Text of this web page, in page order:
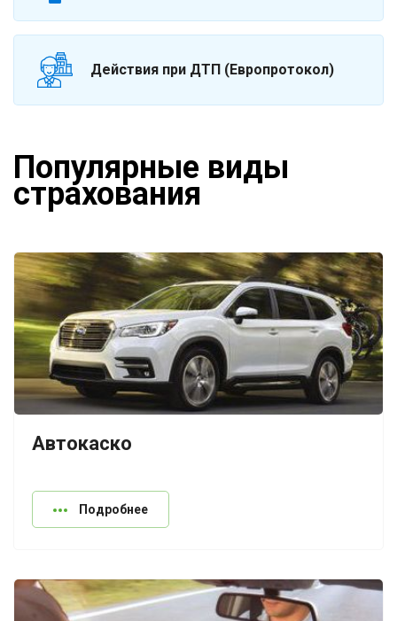
Действия при ДТП (Европротокол)
Популярные виды
страхования
Автокаско
Подробнее